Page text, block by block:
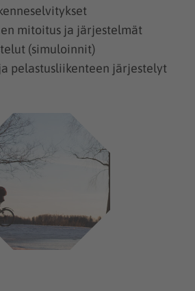
mitoitus ja järjestelmät
(simuloinnit)
pelastusliikenteen järjestelyt